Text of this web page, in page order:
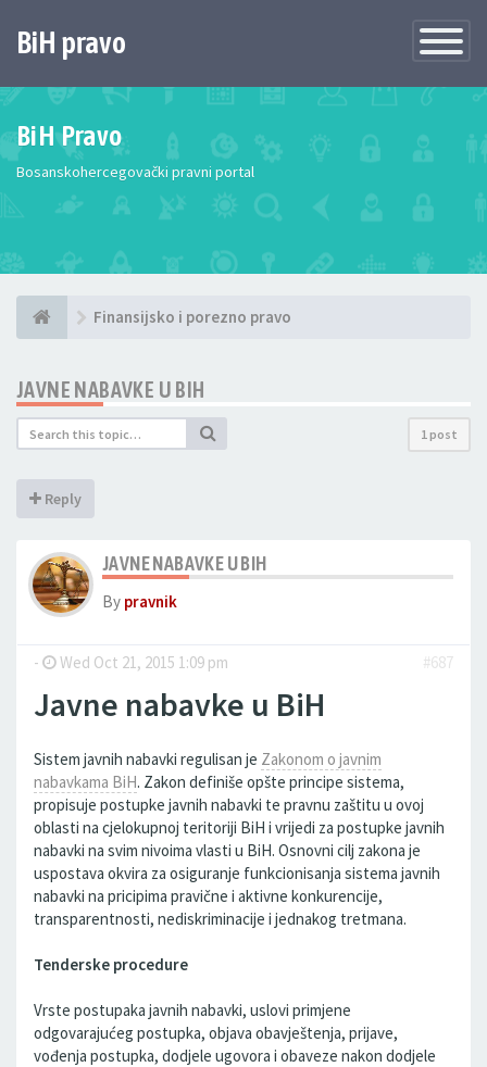
Toggle
BiH pravo
BiH Pravo
Bosanskohercegovački pravni portal
Finansijsko i porezno pravo
JAVNE NABAVKE U BIH
1 post
Reply
JAVNE NABAVKE U BIH
By pravnik
- Wed Oct 21, 2015 1:09 pm #687
Javne nabavke u BiH
Sistem javnih nabavki regulisan je Zakonom o javnim
nabavkama BiH. Zakon definiše opšte principe sistema,
propisuje postupke javnih nabavki te pravnu zaštitu u ovoj
oblasti na cjelokupnoj teritoriji BiH i vrijedi za postupke javnih
nabavki na svim nivoima vlasti u BiH. Osnovni cilj zakona je
uspostava okvira za osiguranje funkcionisanja sistema javnih
nabavki na pricipima pravične i aktivne konkurencije,
transparentnosti, nediskriminacije i jednakog tretmana.
Tenderske procedure
Vrste postupaka javnih nabavki, uslovi primjene
odgovarajućeg postupka, objava obavještenja, prijave,
vođenja postupka, dodjele ugovora i obaveze nakon dodjele